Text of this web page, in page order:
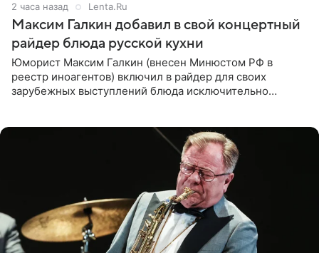
2 часа назад Lenta.Ru
Максим Галкин добавил в свой концертный
райдер блюда русской кухни
Юморист Максим Галкин (внесен Минюстом РФ в
реестр иноагентов) включил в райдер для своих
зарубежных выступлений блюда исключительно